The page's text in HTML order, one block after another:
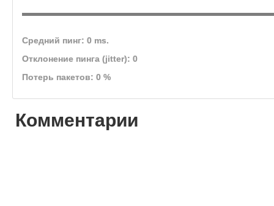
Средний пинг: 0 ms.
Отклонение пинга (jitter): 0
Потерь пакетов: 0 %
Комментарии